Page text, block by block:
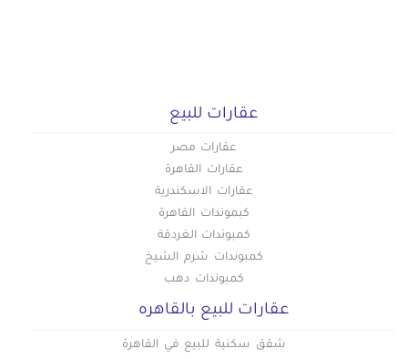
عقارات للبيع
عقارات مصر
عقارات القاهرة
عقارات الاسكندرية
كبموندات القاهرة
كمبوندات الغردقة
كمبوندات شرم الشيخ
كمبوندات دهب
عقارات للبيع بالقاهره
شقق سكنية للبيع في القاهرة